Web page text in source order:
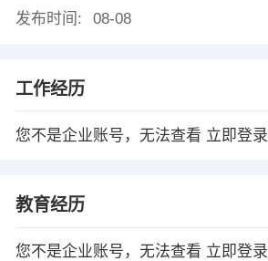
发布时间:
08-08
工作经历
您不是企业账号，无法查看 立即登录
教育经历
您不是企业账号，无法查看 立即登录